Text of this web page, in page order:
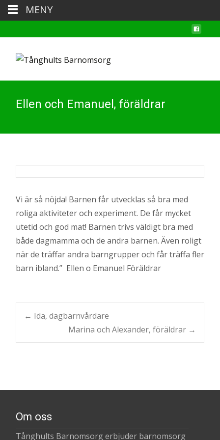
Ellen och Emanuel, föräldrar
Vi är så nöjda! Barnen får utvecklas så bra med
roliga aktiviteter och experiment. De får mycket
utetid och god mat! Barnen trivs väldigt bra med
både dagmamma och de andra barnen. Även roligt
när de träffar andra barngrupper och får träffa fler
barn ibland.” Ellen o Emanuel Föräldrar
Post
← Ida, dagbarnvårdare
Marina och Alexander, föräldrar →
Om oss
Tånghults Barnomsorg erbjuder barnomsorg
MENY